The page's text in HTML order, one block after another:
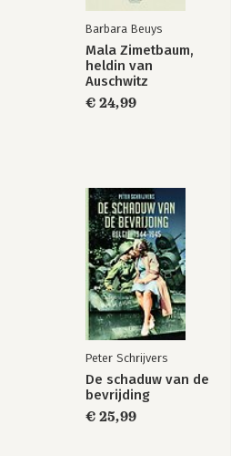
Barbara Beuys
Mala Zimetbaum,
heldin van
Auschwitz
€ 24,99
Peter Schrijvers
De schaduw van de
bevrijding
€ 25,99